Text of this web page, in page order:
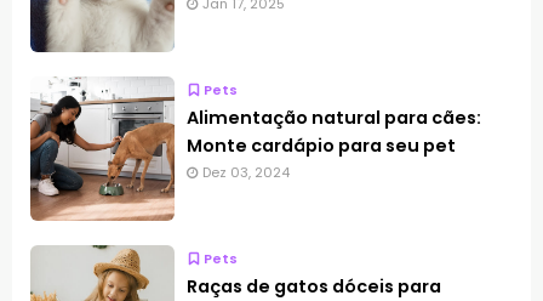
Jan 17, 2025
Pets
Alimentação natural para cães:
Monte cardápio para seu pet
Dez 03, 2024
Pets
Raças de gatos dóceis para